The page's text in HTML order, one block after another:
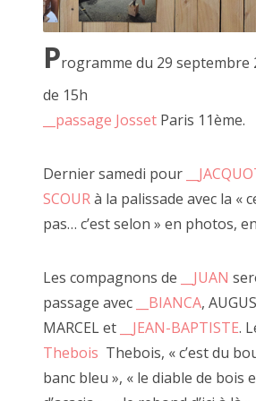
2020 avril
2020 mars
2020 février
2019 décembre
2019 novembre
2019 septembre
2019 juillet
2019 août
Programme du 29 septembre
de 15h
__passage Josset Paris 11ème.
Dernier samedi pour
SCOURà la palissade avec la «
pas… c’est selon » en photos,
Les compagnons de __JUAN
passage avec
__BIANCA,
MARCEL et
__JEAN-BAPTISTE.
Thebois Thebois, « c’est du
banc bleu », « le diable de bois
juillet 2018, à côté